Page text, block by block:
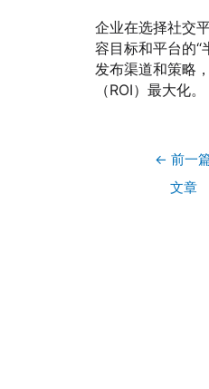
企业在选择社交
容目标和平台的“
发布渠道和策略
（ROI）最大化。
← 前一
文章